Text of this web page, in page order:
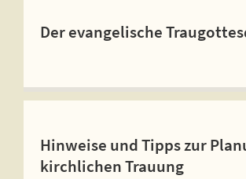
Der evangelische
Hinweise und Tipps zur
kirchlichen Trauung